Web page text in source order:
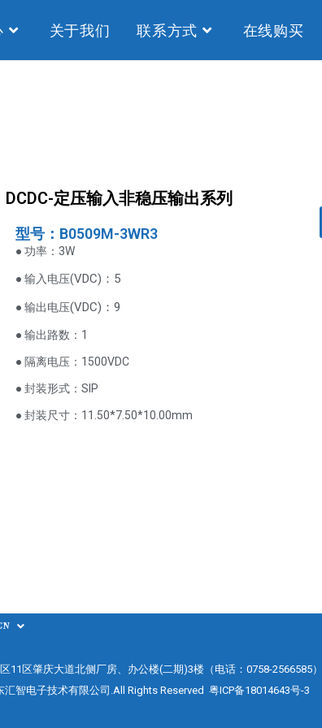
关于我们 联系方式 在线购买
DCDC-定压输入非稳压输出系列
型号：B0509M-3WR3
● 功率：3W
● 输入电压(VDC)：5
● 输出电压(VDC) ：9
● 输出路数：1
● 隔离电压：1500VDC
● 封装形式：SIP
● 封装尺寸：11.50*7.50*10.00mm
11区肇庆大道北侧厂房、办公楼(二期)3楼（电话：0758-2566585）
汇智电子技术有限公司.All Rights Reserved 粤ICP备18014643号-3